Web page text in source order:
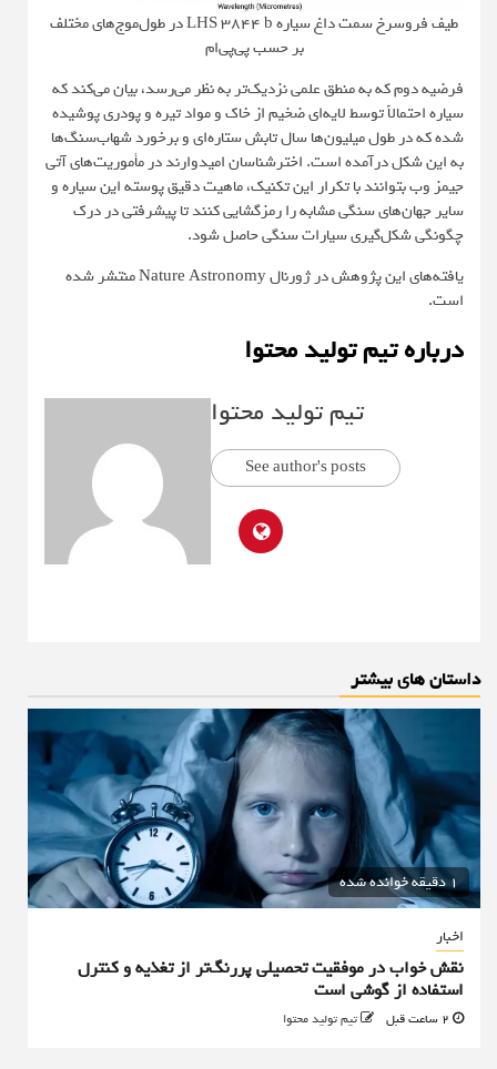
طیف فروسرخ سمت داغ سیاره LHS 3844 b در طول‌موج‌های مختلف
بر حسب پی‌پی‌ام
فرضیه دوم که به منطق علمی نزدیک‌تر به نظر می‌رسد، بیان می‌کند که
سیاره احتمالاً توسط لایه‌ای ضخیم از خاک و مواد تیره و پودری پوشیده
شده که در طول میلیون‌ها سال تابش ستاره‌ای و برخورد شهاب‌سنگ‌ها
به این شکل درآمده است. اخترشناسان امیدوارند در مأموریت‌های آتی
جیمز وب بتوانند با تکرار این تکنیک، ماهیت دقیق پوسته این سیاره و
سایر جهان‌های سنگی مشابه را رمزگشایی کنند تا پیشرفتی در درک
چگونگی شکل‌گیری سیارات سنگی حاصل شود.
یافته‌های این پژوهش در ژورنالNature Astronomyمنتشر شده
است.
درباره تیم تولید محتوا
تیم تولید محتوا
See author's posts
داستان های بیشتر
1 دقیقه خوانده شده
اخبار
نقش خواب در موفقیت تحصیلی پررنگ‌تر از تغذیه و کنترل
استفاده از گوشی است
تیم تولید محتوا